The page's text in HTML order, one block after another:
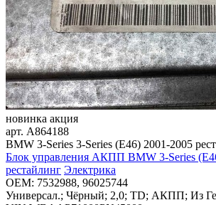
новинка акция
арт. A864188
BMW 3-Series 3-Series (E46) 2001-2005
Блок управления АКПП BMW 3-Series
рестайлинг Электрика
OEM: 7532988, 96025744
Универсал.; Чёрный; 2,0; TD; АКПП; Из